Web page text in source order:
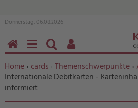
Donnerstag, 06.08.2026
Sie befinden sich hier:
Home› cards ›Themenschwerpunkte›
Internationale Debitkarten -
informiert
HOMEMENÜSUCHEN